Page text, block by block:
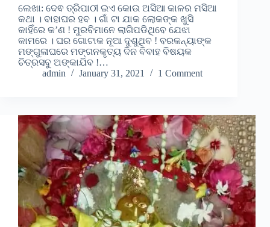
ଲେଖା: ଦେଵ ତ୍ରିପାଠୀ ଇଏ କୋଉ ଅସିଆ କାଳର ମସିଆ
କଥା । ବାହାଘର ହବ । ଗାଁ ଟା ଯାକ ଲୋକଙ୍କ ଖୁସି
କାହିଁରେ କ’ଣ ! ମୁରବିମାନେ ଲାଗିପଡିଥିବେ ଯେଝା
କାମରେ । ଘର ଗୋଟାକ ନୂଆ ଦୁଶୁଥିବ ! ବରକନ୍ୟାଙ୍କ
ମଙ୍ଗୁଳାଘରେ ମଙ୍ଗନକୃତ୍ୟ ଦିନ ବିବାହ ବିଷୟକ
ଚିତ୍ରସବୁ ଅଙ୍କାଯିବ !…
admin
January 31, 2021 1 Comment